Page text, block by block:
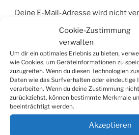
Cookie-Zustimmung
verwalten
Um dir ein optimales Erlebnis zu bieten,
wie Cookies, um Geräteinformationen zu
zuzugreifen. Wenn du diesen Technologien
Daten wie das Surfverhalten oder eindeutige
verarbeiten. Wenn du deine Zustimmung
zurückziehst, können bestimmte Merkmale
beeinträchtigt werden.
Akzeptieren
Deine E-Mail-Adresse wird nicht
*